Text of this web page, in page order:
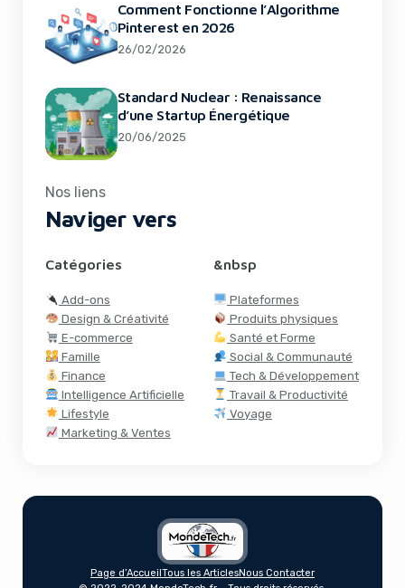
Comment Fonctionne l’Algorithme
Pinterest en 2026
26/02/2026
Standard Nuclear : Renaissance
d’une Startup Énergétique
20/06/2025
Nos liens
Naviger vers
Catégories
Add-ons
Design & Créativité
E-commerce
Famille
Finance
Intelligence Artificielle
Lifestyle
Marketing & Ventes
&nbsp
Plateformes
Produits physiques
Santé et Forme
Social & Communauté
Tech & Développement
Travail & Productivité
Voyage
Page d’AccueilTous les ArticlesNous Contacter